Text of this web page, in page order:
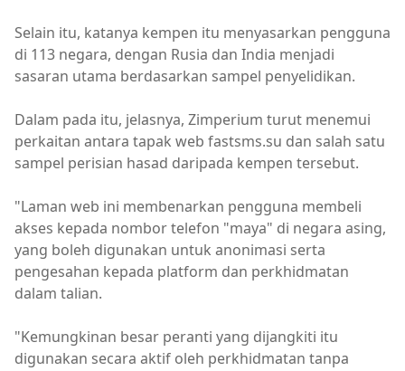
Selain itu, katanya kempen itu menyasarkan pengguna
di 113 negara, dengan Rusia dan India menjadi
sasaran utama berdasarkan sampel penyelidikan.
Dalam pada itu, jelasnya, Zimperium turut menemui
perkaitan antara tapak web fastsms.su dan salah satu
sampel perisian hasad daripada kempen tersebut.
"Laman web ini membenarkan pengguna membeli
akses kepada nombor telefon "maya" di negara asing,
yang boleh digunakan untuk anonimasi serta
pengesahan kepada platform dan perkhidmatan
dalam talian.
"Kemungkinan besar peranti yang dijangkiti itu
digunakan secara aktif oleh perkhidmatan tanpa